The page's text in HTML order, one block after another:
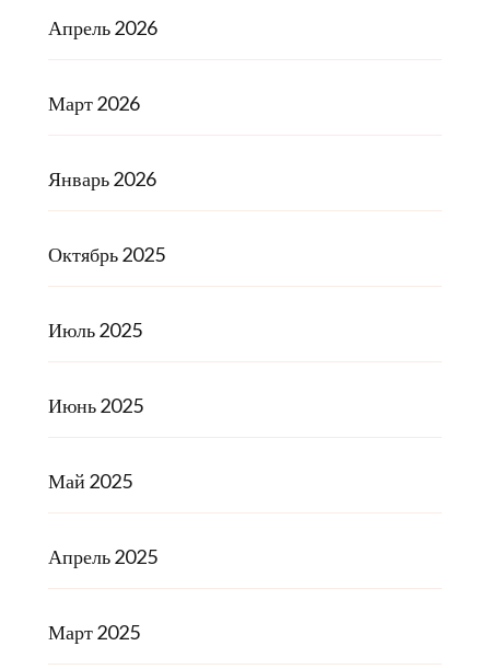
Апрель 2026
Март 2026
Январь 2026
Октябрь 2025
Июль 2025
Июнь 2025
Май 2025
Апрель 2025
Март 2025